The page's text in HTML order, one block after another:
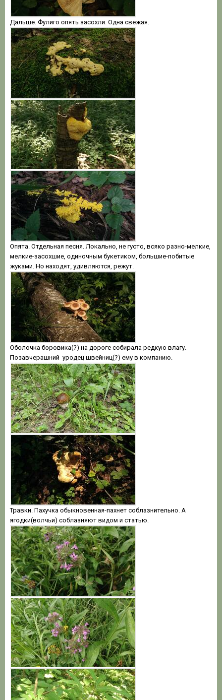
Дальше. Фулиго опять засохли. Одна свежая.
Опята. Отдельная песня. Локально, не густо, всяко разно-мелкие,
мелкие-засохшие, одиночным букетиком, большие-побитые
жуками. Но находят, удивляются, режут.
Оболочка боровика(?) на дороге собирала редкую влагу.
Позавчерашний уродец швейниц(?) ему в компанию.
Травки. Пахучка обыкновенная-пахнет соблазнительно. А
ягодки(волчьи) соблазняют видом и статью.